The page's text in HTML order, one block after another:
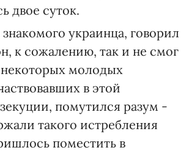
двое суток.
знакомого украинца, говорил
к сожалению, так и не смог
некоторых молодых
в этой
помутился разум -
такого истребления
поместить в